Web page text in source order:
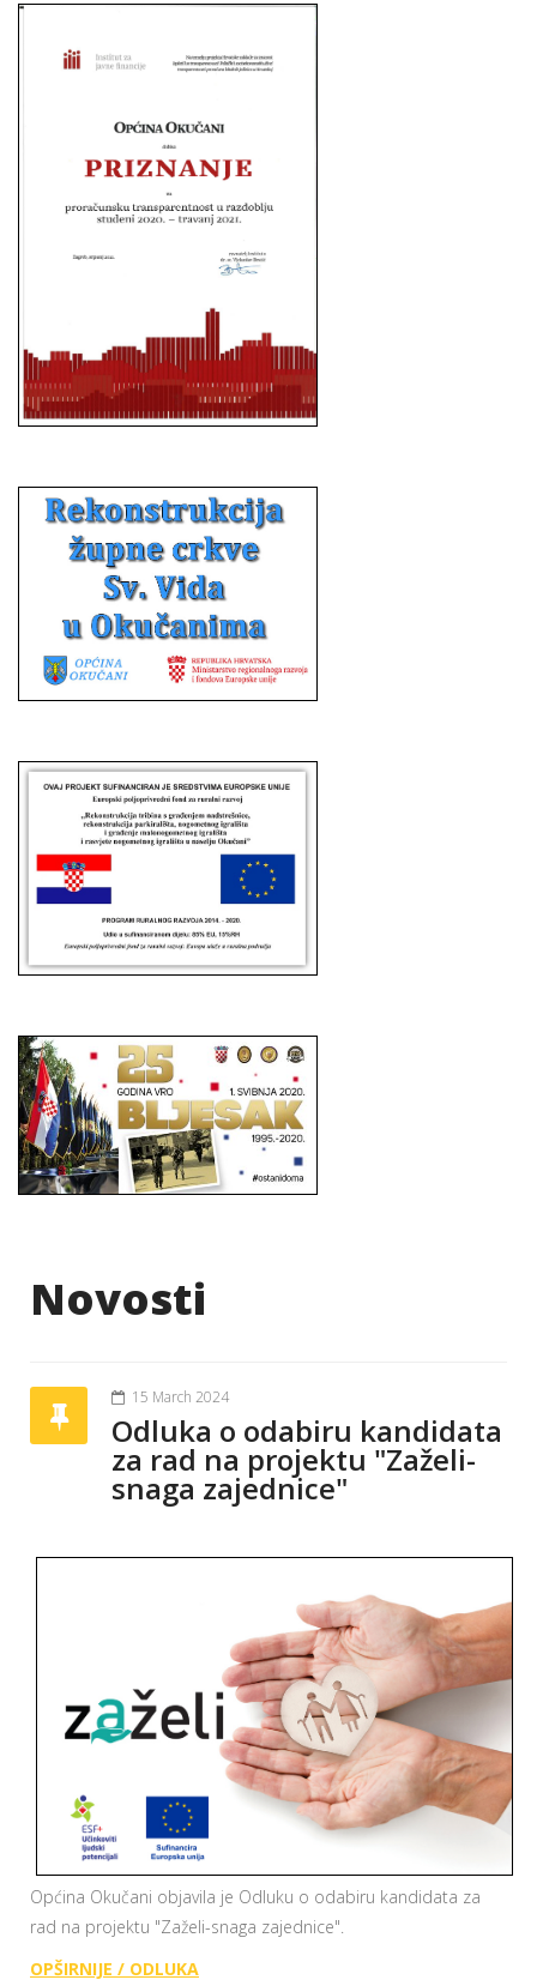
Novosti
15 March 2024
Odluka o odabiru kandidata
za rad na projektu "Zaželi-
snaga zajednice"
Općina Okučani objavila je Odluku o odabiru kandidata za
rad na projektu "Zaželi-snaga zajednice".
OPŠIRNIJE / ODLUKA